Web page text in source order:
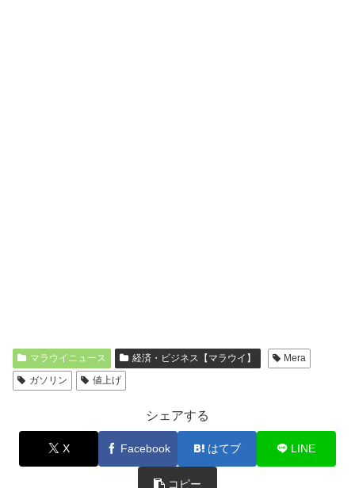
マラウイニュース 経済・ビジネス【マラウイ】
Mera
ガソリン
値上げ
シェアする
X Facebook はてブ LINE
コピー